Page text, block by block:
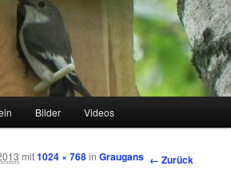
wechseln
Bilder Videos
Bilder-
← Zurück
mit1024 × 768inGraugans